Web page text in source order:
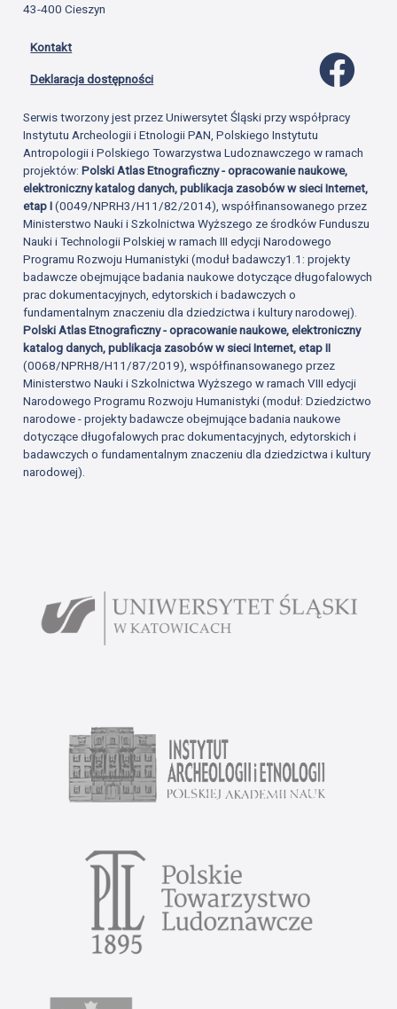
43-400 Cieszyn
Kontakt
Deklaracja dostępności
Serwis tworzony jest przez Uniwersytet Śląski przy współpracy
Instytutu Archeologii i Etnologii PAN, Polskiego Instytutu
Antropologii i Polskiego Towarzystwa Ludoznawczego w ramach
projektów:Polski Atlas Etnograficzny - opracowanie naukowe,
elektroniczny katalog danych, publikacja zasobów w sieci Internet,
etap I(0049/NPRH3/H11/82/2014), współfinansowanego przez
Ministerstwo Nauki i Szkolnictwa Wyższego ze środków Funduszu
Nauki i Technologii Polskiej w ramach III edycji Narodowego
Programu Rozwoju Humanistyki (moduł badawczy1.1: projekty
badawcze obejmujące badania naukowe dotyczące długofalowych
prac dokumentacyjnych, edytorskich i badawczych o
fundamentalnym znaczeniu dla dziedzictwa i kultury narodowej).
Polski Atlas Etnograficzny - opracowanie naukowe, elektroniczny
katalog danych, publikacja zasobów w sieci Internet, etap II
(0068/NPRH8/H11/87/2019), współfinansowanego przez
Ministerstwo Nauki i Szkolnictwa Wyższego w ramach VIII edycji
Narodowego Programu Rozwoju Humanistyki (moduł: Dziedzictwo
narodowe - projekty badawcze obejmujące badania naukowe
dotyczące długofalowych prac dokumentacyjnych, edytorskich i
badawczych o fundamentalnym znaczeniu dla dziedzictwa i kultury
narodowej).